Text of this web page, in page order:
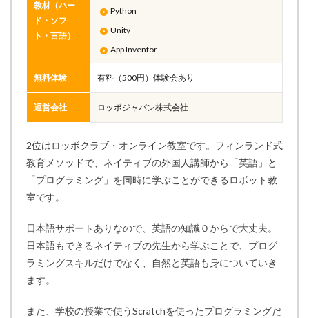
教材（ハー
ド・ソフ
ト・言語）
Python
Unity
App Inventor
無料体験 有料（500円）体験会あり
運営会社 ロッボジャパン株式会社
2位はロッボクラブ・オンライン教室です。フィンランド式
教育メソッドで、ネイティブの外国人講師から「英語」と
「プログラミング」を同時に学ぶことができるロボット教
室です。
日本語サポートありなので、英語の知識０からで大丈夫。
日本語もできるネイティブの先生から学ぶことで、プログ
ラミングスキルだけでなく、自然と英語も身についていき
ます。
また、学校の授業で使うScratchを使ったプログラミングだ